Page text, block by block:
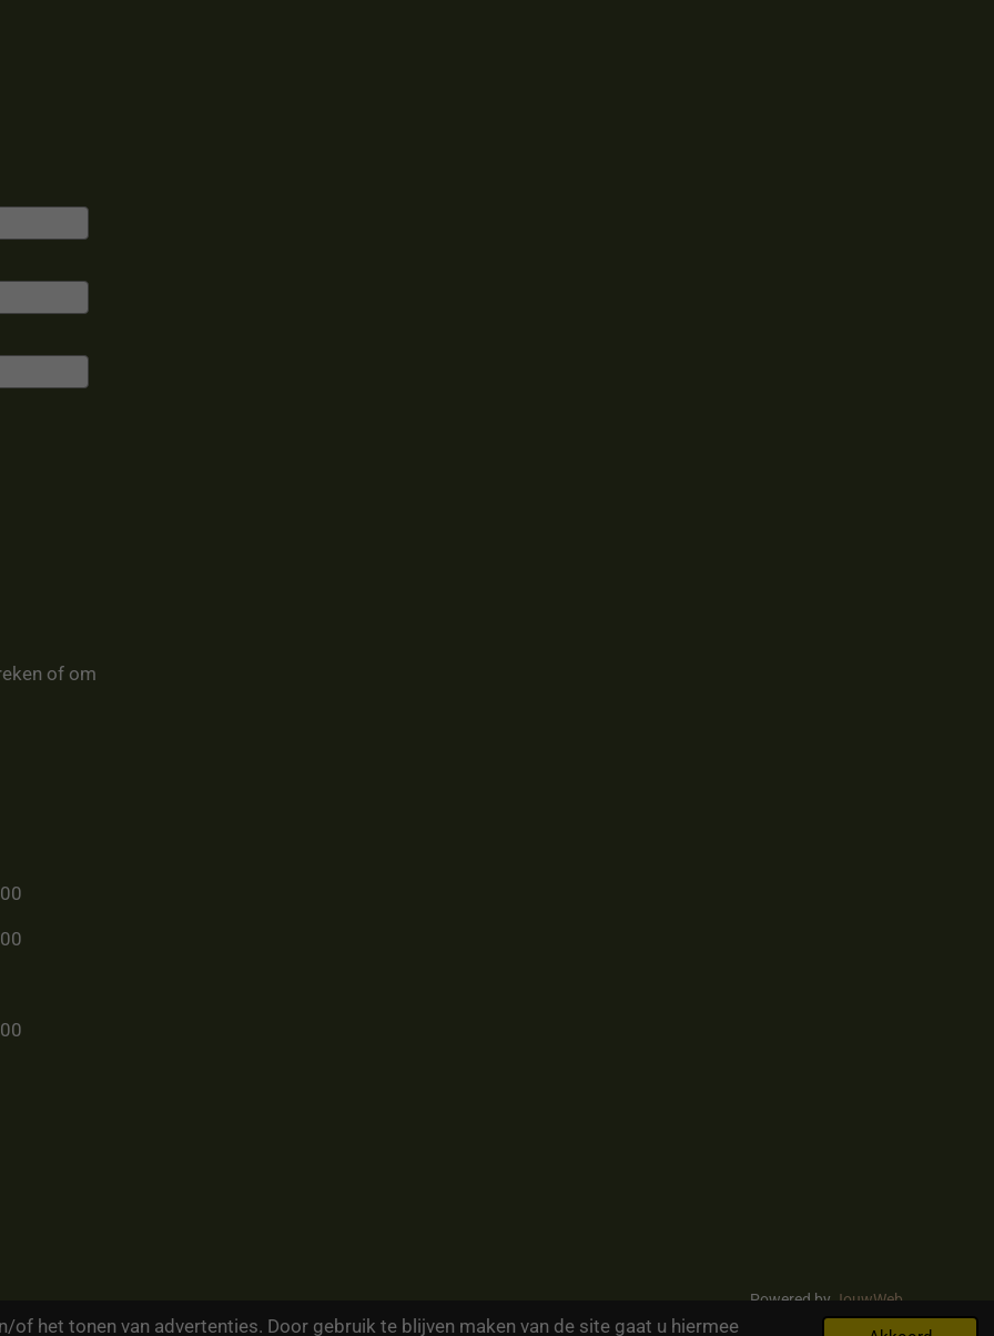
het tonen van advertenties. Door gebruik te blijven maken van de site gaat u hiermee
of om
Powered by JouwWeb